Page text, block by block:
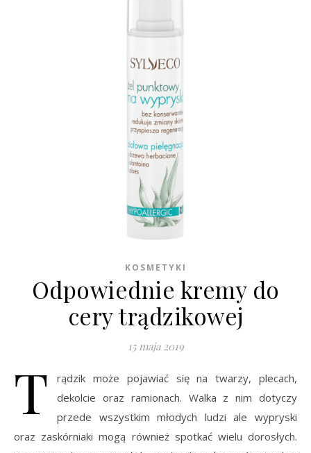
KOSMETYKI
Odpowiednie kremy do
cery trądzikowej
15 maja 2019
T
rądzik może pojawiać się na twarzy, plecach,
dekolcie oraz ramionach. Walka z nim dotyczy
przede wszystkim młodych ludzi ale wypryski
oraz zaskórniaki mogą również spotkać wielu dorosłych.